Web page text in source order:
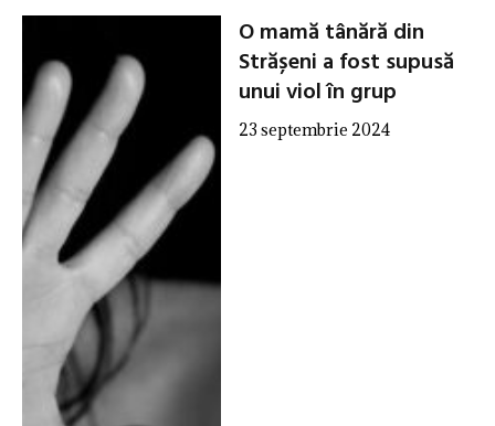
O mamă tânără din
Strășeni a fost supusă
unui viol în grup
23 septembrie 2024